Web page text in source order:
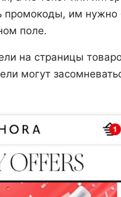
промокоды, им нужно
поле.
на страницы
могут